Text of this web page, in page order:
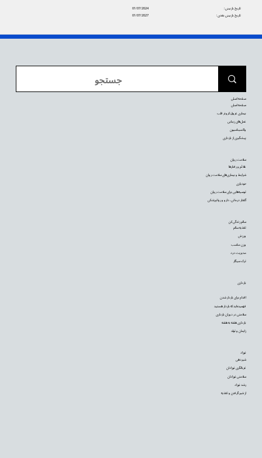
01/07/2024
تاریخ بازبینی:
01/07/2027
تاریخ بازبینی بعدی:
نوزاد
شیردهی
غربالگری نوزادان
سلامتی نوزادان
رشد نوزاد
از شیر گرفتن و تغذیه
بارداری
اقدام برای باردار شدن
فهمیده‌اید که باردار هستید
سلامتی در دوران بارداری
بارداری هفته به هفته
زایمان و تولد
سالم زندگی کن
تغذیه سالم
ورزش
وزن مناسب
مدیریت درد
ترک سیگار
سلامت روان
علائم و رفتارها
شرایط و بیماری‌های سلامت روان
خودیاری
توصیه‌‌هایی برای سلامت روان
گفتار درمانی، دارو و روانپزشکی
صفحه اصلی
صفحه اصلی
بیماری عروق کرونر قلب
عمل‌های زیبایی
واکسیناسیون
پیشگیری از بارداری